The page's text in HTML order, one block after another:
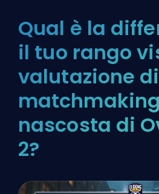
Qual è la
il tuo rango
valutazione di
matchmaking
nascosta di
2?